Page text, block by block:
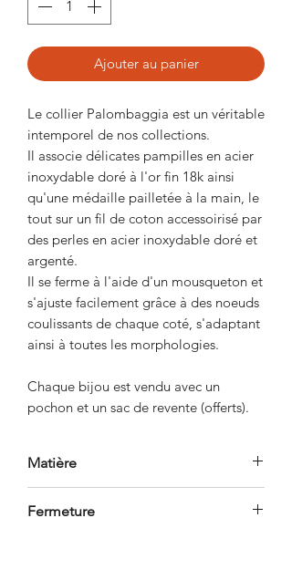
Ajouter au panier
Le collier Palombaggia est un véritable
intemporel de nos collections.
Il associe délicates pampilles en acier
inoxydable doré à l'or fin 18k ainsi
qu'une médaille pailletée à la main, le
tout sur un fil de coton accessoirisé par
des perles en acier inoxydable doré et
argenté.
Il se ferme à l'aide d'un mousqueton et
s'ajuste facilement grâce à des noeuds
coulissants de chaque coté, s'adaptant
ainsi à toutes les morphologies.
Chaque bijou est vendu avec un
pochon et un sac de revente (offerts).
Matière
- Acier inoxydable argenté.
Fermeture